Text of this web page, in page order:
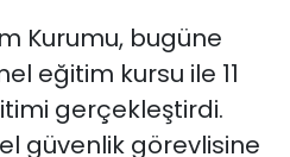
Kurumu, bugüne
eğitim kursu ile 11
gerçekleştirdi.
güvenlik görevlisine